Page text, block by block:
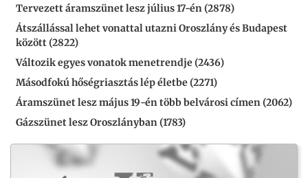
Tervezett áramszünet lesz július 17-én (2878)
Átszállással lehet vonattal utazni Oroszlány és Budapest
között (2822)
Változik egyes vonatok menetrendje (2436)
Másodfokú hőségriasztás lép életbe (2271)
Áramszünet lesz május 19-én több belvárosi címen (2062)
Gázszünet lesz Oroszlányban (1783)